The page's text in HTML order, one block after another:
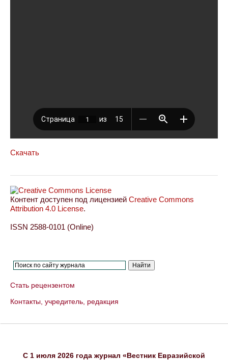
Скачать
Контент доступен под лицензией Creative Commons
Attribution 4.0 License.
ISSN 2588-0101 (Online)
Стать рецензентом
Контакты, учредитель, редакция
C 1 июля 2026 года журнал «Вестник Евразийской